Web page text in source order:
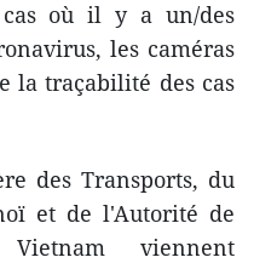
cas où il y a un/des
les caméras
la traçabilité des cas
des Transports, du
et de l'Autorité de
viennent